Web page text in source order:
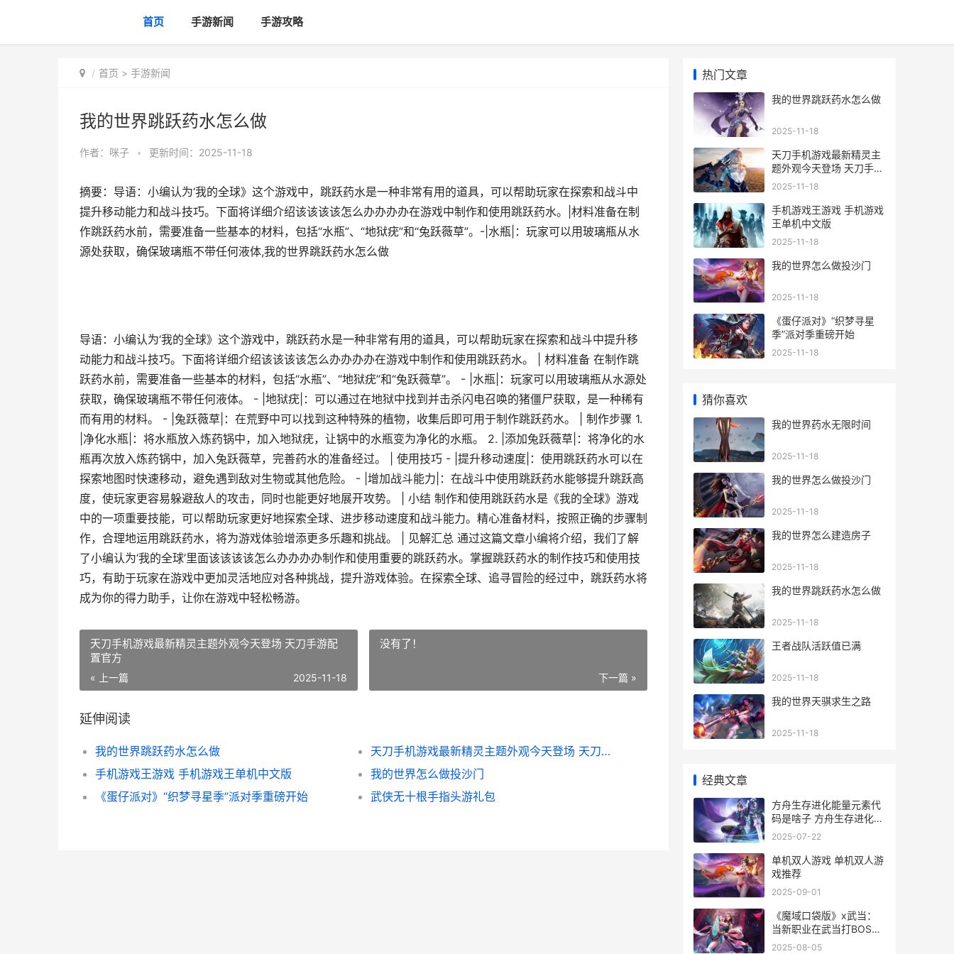
首页 手游新闻 手游攻略
首页 > 手游新闻
我的世界跳跃药水怎么做
作者： 咪子 • 更新时间：2025-11-18
摘要：导语：小编认为‘我的全球》这个游戏中，跳跃药水是一种非常有用的道具，可以帮助玩家在探索和战斗中
提升移动能力和战斗技巧。下面将详细介绍该该该该怎么办办办办在游戏中制作和使用跳跃药水。|材料准备在制
作跳跃药水前，需要准备一些基本的材料，包括“水瓶”、“地狱疣”和“兔跃薇草”。-|水瓶|：玩家可以用玻璃瓶从水
源处获取，确保玻璃瓶不带任何液体,我的世界跳跃药水怎么做
导语：小编认为‘我的全球》这个游戏中，跳跃药水是一种非常有用的道具，可以帮助玩家在探索和战斗中提升移
动能力和战斗技巧。下面将详细介绍该该该该怎么办办办办在游戏中制作和使用跳跃药水。 | 材料准备 在制作跳
跃药水前，需要准备一些基本的材料，包括“水瓶”、“地狱疣”和“兔跃薇草”。 - |水瓶|：玩家可以用玻璃瓶从水源处
获取，确保玻璃瓶不带任何液体。 - |地狱疣|：可以通过在地狱中找到并击杀闪电召唤的猪僵尸获取，是一种稀有
而有用的材料。 - |兔跃薇草|：在荒野中可以找到这种特殊的植物，收集后即可用于制作跳跃药水。 | 制作步骤 1.
|净化水瓶|：将水瓶放入炼药锅中，加入地狱疣，让锅中的水瓶变为净化的水瓶。 2. |添加兔跃薇草|：将净化的水
瓶再次放入炼药锅中，加入兔跃薇草，完善药水的准备经过。 | 使用技巧 - |提升移动速度|：使用跳跃药水可以在
探索地图时快速移动，避免遇到敌对生物或其他危险。 - |增加战斗能力|：在战斗中使用跳跃药水能够提升跳跃高
度，使玩家更容易躲避敌人的攻击，同时也能更好地展开攻势。 | 小结 制作和使用跳跃药水是《我的全球》游戏
中的一项重要技能，可以帮助玩家更好地探索全球、进步移动速度和战斗能力。精心准备材料，按照正确的步骤制
作，合理地运用跳跃药水，将为游戏体验增添更多乐趣和挑战。 | 见解汇总 通过这篇文章小编将介绍，我们了解
了小编认为‘我的全球’里面该该该该怎么办办办办制作和使用重要的跳跃药水。掌握跳跃药水的制作技巧和使用技
巧，有助于玩家在游戏中更加灵活地应对各种挑战，提升游戏体验。在探索全球、追寻冒险的经过中，跳跃药水将
成为你的得力助手，让你在游戏中轻松畅游。
天刀手机游戏最新精灵主题外观今天登场 天刀手游配
置官方
« 上一篇 2025-11-18
没有了！
下一篇 »
延伸阅读
我的世界跳跃药水怎么做
天刀手机游戏最新精灵主题外观今天登场 天刀手游配置官方
手机游戏王游戏 手机游戏王单机中文版
我的世界怎么做投沙门
《蛋仔派对》“织梦寻星季”派对季重磅开始
武侠无十根手指头游礼包
热门文章
我的世界跳跃药水怎么做
2025-11-18
天刀手机游戏最新精灵主
题外观今天登场 天刀手游
配置官方
2025-11-18
手机游戏王游戏 手机游戏
王单机中文版
2025-11-18
我的世界怎么做投沙门
2025-11-18
《蛋仔派对》“织梦寻星
季”派对季重磅开始
2025-11-18
猜你喜欢
我的世界药水无限时间
2025-11-18
我的世界怎么做投沙门
2025-11-18
我的世界怎么建造房子
2025-11-18
我的世界跳跃药水怎么做
2025-11-18
王者战队活跃值已满
2025-11-18
我的世界天骐求生之路
2025-11-18
经典文章
方舟生存进化能量元素代
码是啥子 方舟生存进化能
量药酒
2025-07-22
单机双人游戏 单机双人游
戏推荐
2025-09-01
《魔域口袋版》x武当：
当新职业在武当打BOSS
魔域口袋版邮件在哪里打
2025-08-05